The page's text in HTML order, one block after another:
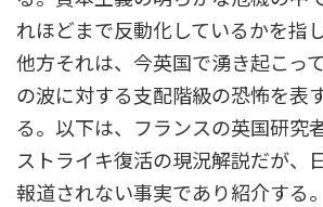
れほどまで反動化しているかを指
他方それは、今英国で湧き起こっ
の波に対する支配階級の恐怖を表
る。以下は、フランスの英国研究
ストライキ復活の現況解説だが、
報道されない事実であり紹介する